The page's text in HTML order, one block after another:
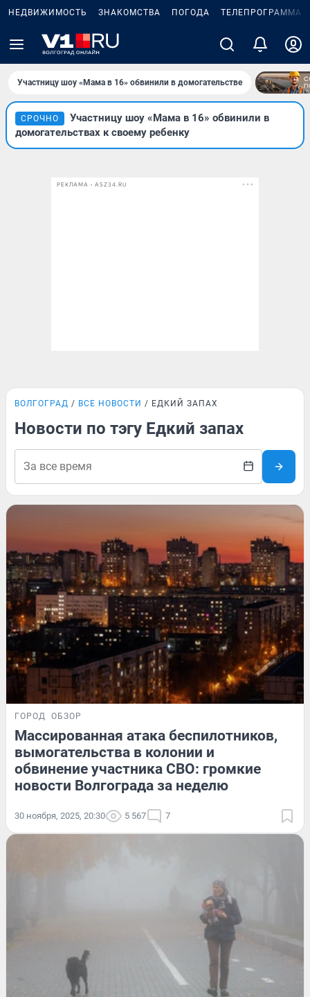
НЕДВИЖИМОСТЬ ЗНАКОМСТВА ПОГОДА ТЕЛЕПРОГРАММА
Участницу шоу «Мама в 16» обвинили в домогательстве
СРОЧНО
Участницу шоу «Мама в 16» обвинили в
домогательствах к своему ребенку
РЕКЛАМА • ASZ34.RU
ВОЛГОГРАД ВСЕ НОВОСТИ ЕДКИЙ ЗАПАХ
Новости по тэгу Едкий запах
ГОРОД ОБЗОР
Массированная атака беспилотников,
вымогательства в колонии и
обвинение участника СВО: громкие
новости Волгограда за неделю
30 ноября, 2025, 20:30 5 567 7